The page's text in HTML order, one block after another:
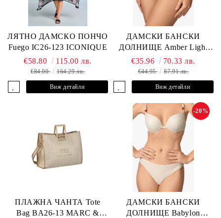
ЛЯТНО ДАМСКО ПОНЧО
Fuego IC26-123 ICONIQUE
€58.80
115.00 лв.
€84.00 164.29 лв.
Виж детайли
ДАМСКИ БАНСКИ
ДОЛНИЩЕ Amber Light
L2605-Z-MCB MARC &
ANDRE
€35.96 70.33 лв.
€44.95 87.91 лв.
Виж детайли
ПЛАЖНА ЧАНТА Tote
Bag BA26-13 MARC &
ДАМСКИ БАНСКИ
ДОЛНИЩЕ Babylon
-20%